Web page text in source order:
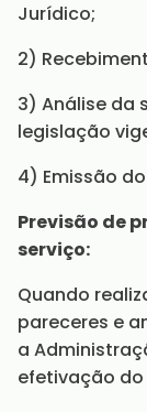
Jurídico;
2)
3) Análise da
legislação
4) Emissão
Previsão de
serviço:
Quando
pareceres e
a
efetivação